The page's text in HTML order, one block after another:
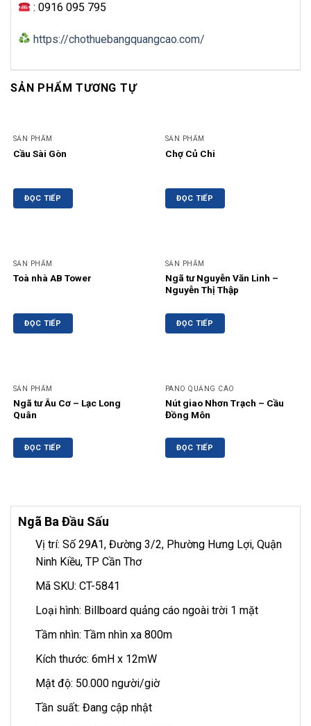
: 0916 095 795
https://chothuebangquangcao.com/
SẢN PHẨM TƯƠNG TỰ
SẢN PHẨM
Cầu Sài Gòn
ĐỌC TIẾP
SẢN PHẨM
Chợ Củ Chi
ĐỌC TIẾP
SẢN PHẨM
Toà nhà AB Tower
ĐỌC TIẾP
SẢN PHẨM
Ngã tư Nguyễn Văn Linh –
Nguyễn Thị Thập
ĐỌC TIẾP
SẢN PHẨM
Ngã tư Âu Cơ – Lạc Long
Quân
ĐỌC TIẾP
PANO QUẢNG CÁO
Nút giao Nhơn Trạch – Cầu
Đồng Môn
ĐỌC TIẾP
Ngã Ba Đầu Sấu
Vị trí: Số 29A1, Đường 3/2, Phường Hưng Lợi, Quận
Ninh Kiều, TP Cần Thơ
Mã SKU: CT-5841
Loại hình: Billboard quảng cáo ngoài trời 1 mặt
Tầm nhìn: Tầm nhìn xa 800m
Kích thước: 6mH x 12mW
Mật độ: 50.000 người/giờ
Tần suất: Đang cập nhật